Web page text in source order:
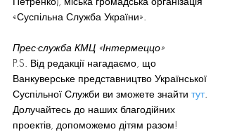
«Суспільна Служба України».
Прес-служба КМЦ «Інтермеццо»
P.S. Від редакції нагадаємо, що
Ванкуверське представництво Української
Суспільної Служби ви зможете знайти тут.
Долучайтесь до наших благодійних
проектів, допоможемо дітям разом!